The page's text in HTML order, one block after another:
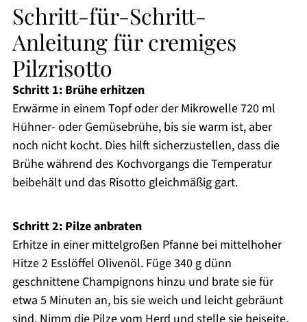
Schritt-für-Schritt-
Anleitung für cremiges
Pilzrisotto
Schritt 1: Brühe erhitzen
Erwärme in einem Topf oder der Mikrowelle 720 ml
Hühner- oder Gemüsebrühe, bis sie warm ist, aber
noch nicht kocht. Dies hilft sicherzustellen, dass die
Brühe während des Kochvorgangs die Temperatur
beibehält und das Risotto gleichmäßig gart.
Schritt 2: Pilze anbraten
Erhitze in einer mittelgroßen Pfanne bei mittelhoher
Hitze 2 Esslöffel Olivenöl. Füge 340 g dünn
geschnittene Champignons hinzu und brate sie für
etwa 5 Minuten an, bis sie weich und leicht gebräunt